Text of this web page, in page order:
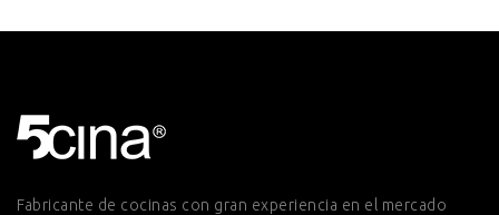
Fabricante de cocinas con gran experiencia en el mercado